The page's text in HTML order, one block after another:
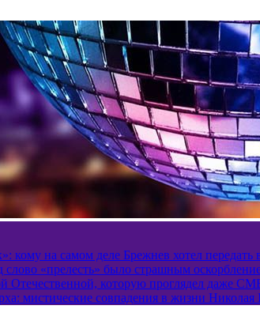
кому на самом деле Брежнев хотел передать
слово «прелесть» было страшным
Отечественной, которую проглядел даже
мистические совпадения в жизни